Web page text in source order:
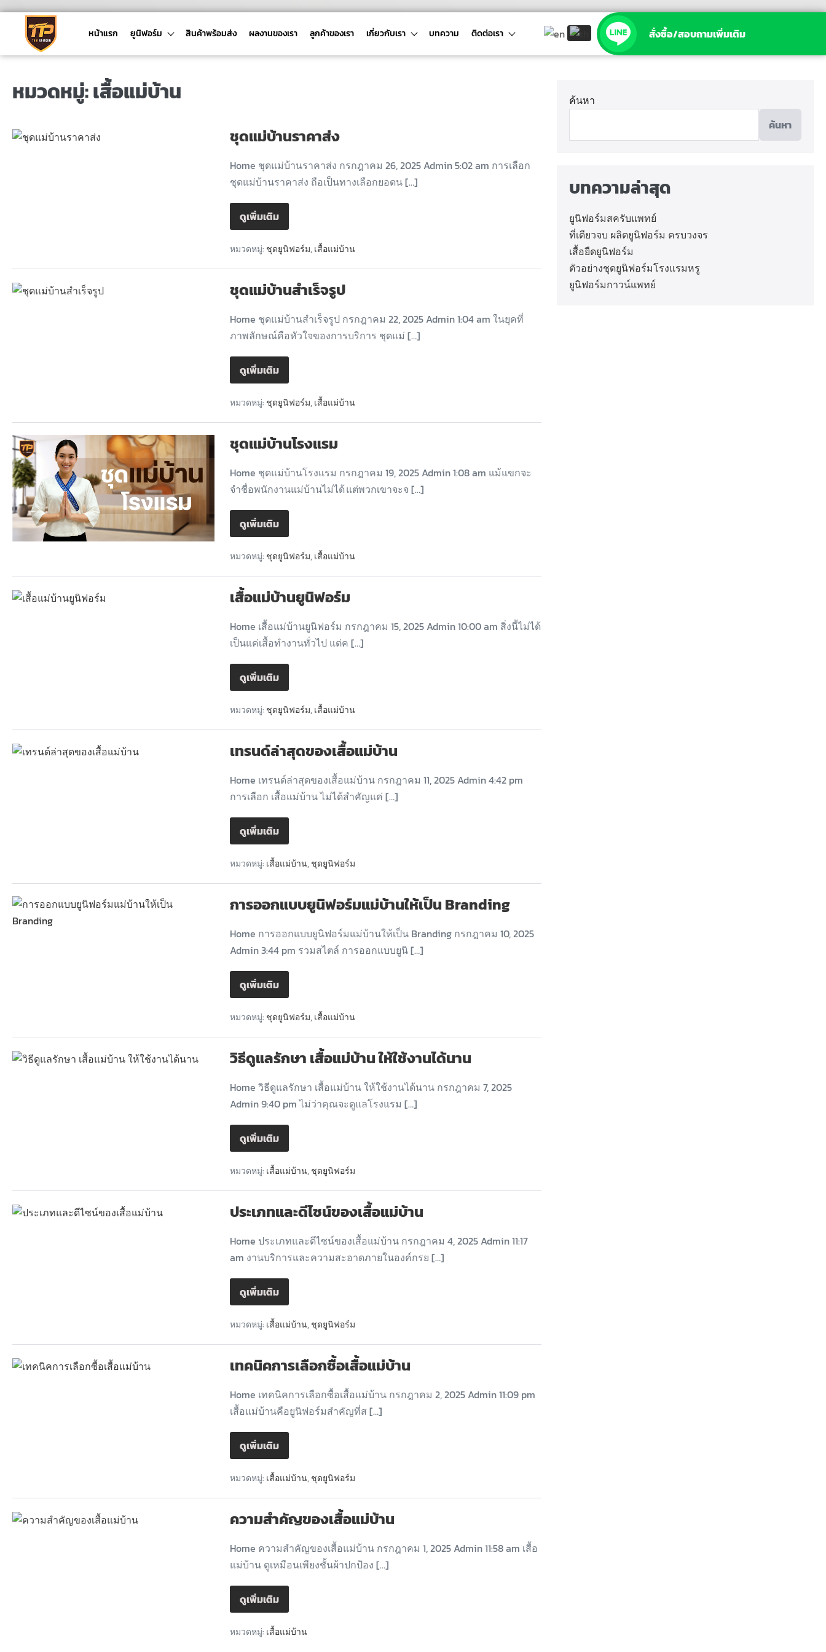
หน้าแรก ยูนิฟอร์ม สินค้าพร้อมส่ง ผลงานของเรา ลูกค้าของเรา เกี่ยวกับเรา บทความ ติดต่อเรา สั่งซื้อ/สอบถามเพิ่มเติม
หมวดหมู่:เสื้อแม่บ้าน
ชุดแม่บ้านราคาส่ง
Home ชุดแม่บ้านราคาส่ง กรกฎาคม 26, 2025 Admin 5:02 am การเลือก
ชุดแม่บ้านราคาส่ง ถือเป็นทางเลือกยอดน […]
ดูเพิ่มเติม
หมวดหมู่: ชุดยูนิฟอร์ม,เสื้อแม่บ้าน
ชุดแม่บ้านสำเร็จรูป
Home ชุดแม่บ้านสำเร็จรูป กรกฎาคม 22, 2025 Admin 1:04 am ในยุคที่
ภาพลักษณ์คือหัวใจของการบริการ ชุดแม่ […]
ดูเพิ่มเติม
หมวดหมู่: ชุดยูนิฟอร์ม,เสื้อแม่บ้าน
ชุดแม่บ้านโรงแรม
Home ชุดแม่บ้านโรงแรม กรกฎาคม 19, 2025 Admin 1:08 am แม้แขกจะ
จำชื่อพนักงานแม่บ้านไม่ได้ แต่พวกเขาจะจ […]
ดูเพิ่มเติม
หมวดหมู่: ชุดยูนิฟอร์ม,เสื้อแม่บ้าน
เสื้อแม่บ้านยูนิฟอร์ม
Home เสื้อแม่บ้านยูนิฟอร์ม กรกฎาคม 15, 2025 Admin 10:00 am สิ่งนี้ไม่ได้
เป็นแค่เสื้อทำงานทั่วไป แต่ค […]
ดูเพิ่มเติม
หมวดหมู่: ชุดยูนิฟอร์ม,เสื้อแม่บ้าน
เทรนด์ล่าสุดของเสื้อแม่บ้าน
Home เทรนด์ล่าสุดของเสื้อแม่บ้าน กรกฎาคม 11, 2025 Admin 4:42 pm
การเลือก เสื้อแม่บ้าน ไม่ได้สำคัญแค่ […]
ดูเพิ่มเติม
หมวดหมู่: เสื้อแม่บ้าน,ชุดยูนิฟอร์ม
การออกแบบยูนิฟอร์มแม่บ้านให้เป็น Branding
Home การออกแบบยูนิฟอร์มแม่บ้านให้เป็น Branding กรกฎาคม 10, 2025
Admin 3:44 pm รวมสไตล์ การออกแบบยูนิ […]
ดูเพิ่มเติม
หมวดหมู่: ชุดยูนิฟอร์ม,เสื้อแม่บ้าน
วิธีดูแลรักษา เสื้อแม่บ้าน ให้ใช้งานได้นาน
Home วิธีดูแลรักษา เสื้อแม่บ้าน ให้ใช้งานได้นาน กรกฎาคม 7, 2025
Admin 9:40 pm ไม่ว่าคุณจะดูแลโรงแรม […]
ดูเพิ่มเติม
หมวดหมู่: เสื้อแม่บ้าน,ชุดยูนิฟอร์ม
ประเภทและดีไซน์ของเสื้อแม่บ้าน
Home ประเภทและดีไซน์ของเสื้อแม่บ้าน กรกฎาคม 4, 2025 Admin 11:17
am งานบริการและความสะอาดภายในองค์กรย […]
ดูเพิ่มเติม
หมวดหมู่: เสื้อแม่บ้าน,ชุดยูนิฟอร์ม
เทคนิคการเลือกซื้อเสื้อแม่บ้าน
Home เทคนิคการเลือกซื้อเสื้อแม่บ้าน กรกฎาคม 2, 2025 Admin 11:09 pm
เสื้อแม่บ้านคือยูนิฟอร์มสำคัญที่ส […]
ดูเพิ่มเติม
หมวดหมู่: เสื้อแม่บ้าน,ชุดยูนิฟอร์ม
ความสำคัญของเสื้อแม่บ้าน
Home ความสำคัญของเสื้อแม่บ้าน กรกฎาคม 1, 2025 Admin 11:58 am เสื้อ
แม่บ้าน ดูเหมือนเพียงชั้นผ้าปกป้อง […]
ดูเพิ่มเติม
หมวดหมู่: เสื้อแม่บ้าน
ค้นหา
ค้นหา
บทความล่าสุด
ยูนิฟอร์มสครับแพทย์
ที่เดียวจบ ผลิตยูนิฟอร์ม ครบวงจร
เสื้อยืดยูนิฟอร์ม
ตัวอย่างชุดยูนิฟอร์มโรงแรมหรู
ยูนิฟอร์มกาวน์แพทย์